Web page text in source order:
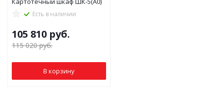
Есть в наличии
105 810 руб.
115 020руб.
В корзину